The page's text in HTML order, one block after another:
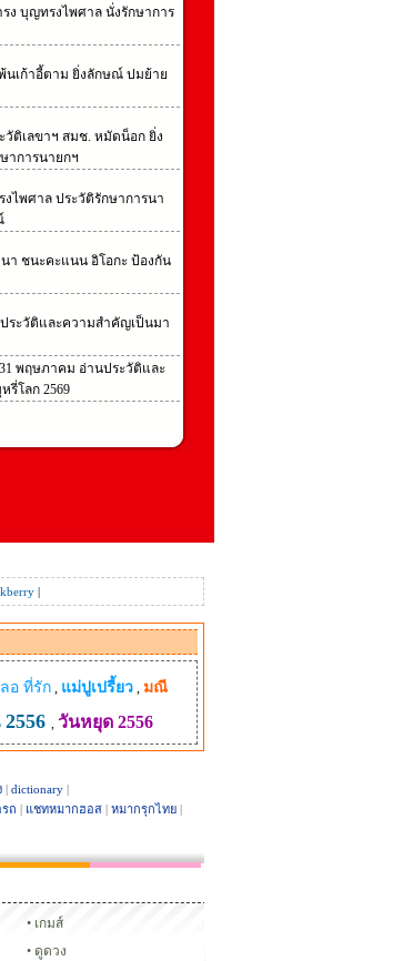
ง บุญทรงไพศาล นั่งรักษาการ
นเก้าอี้ตาม ยิ่งลักษณ์ ปมย้าย
วัติเลขาฯ สมช. หมัดน็อก ยิ่ง
าการนายกฯ
ไพศาล ประวัติรักษาการนา
า ชนะคะแนน อิโอกะ ป้องกัน
ระวัติและความสำคัญเป็นมา
พฤษภาคม อ่านประวัติและ
โลก 2569
|
อ ที่รัก, แม่ปูเปรี้ยว, มณี
, วันหยุด 2556
| dictionary|
ถ | แชทหมากฮอส | หมากรุกไทย |
Glitter
เกมส์
ดูดวง